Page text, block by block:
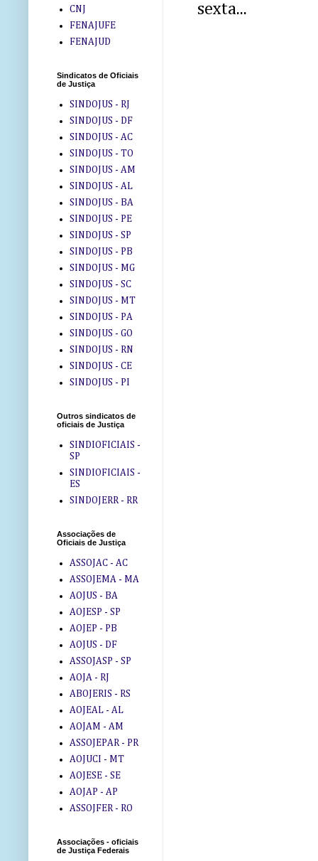
sexta...
CNJ
FENAJUFE
FENAJUD
Sindicatos de Oficiais
de Justiça
SINDOJUS - RJ
SINDOJUS - DF
SINDOJUS - AC
SINDOJUS - TO
SINDOJUS - AM
SINDOJUS - AL
SINDOJUS - BA
SINDOJUS - PE
SINDOJUS - SP
SINDOJUS - PB
SINDOJUS - MG
SINDOJUS - SC
SINDOJUS - MT
SINDOJUS - PA
SINDOJUS - GO
SINDOJUS - RN
SINDOJUS - CE
SINDOJUS - PI
Outros sindicatos de
oficiais de Justiça
SINDIOFICIAIS -
SP
SINDIOFICIAIS -
ES
SINDOJERR - RR
Associações de
Oficiais de Justiça
ASSOJAC - AC
ASSOJEMA - MA
AOJUS - BA
AOJESP - SP
AOJEP - PB
AOJUS - DF
ASSOJASP - SP
AOJA - RJ
ABOJERIS - RS
AOJEAL - AL
AOJAM - AM
ASSOJEPAR - PR
AOJUCI - MT
AOJESE - SE
AOJAP - AP
ASSOJFER - RO
Associações - oficiais
de Justiça Federais